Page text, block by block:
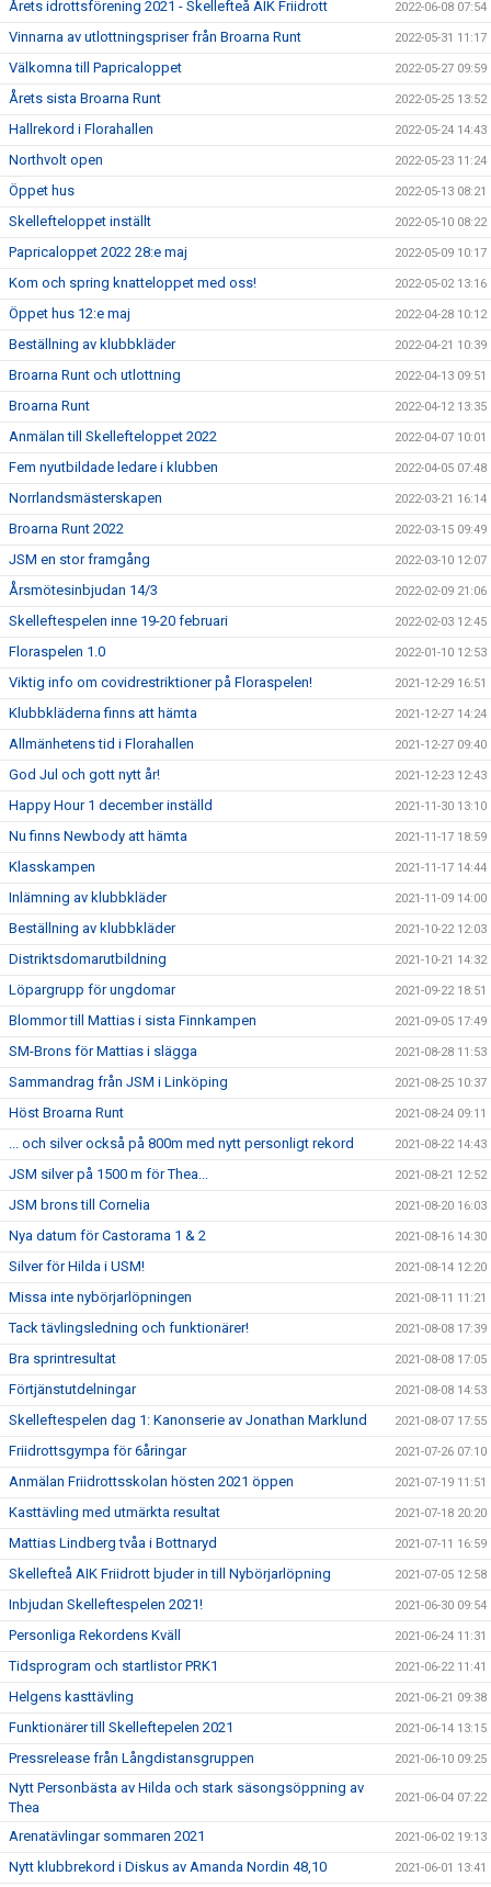
Årets idrottsförening 2021 - Skellefteå AIK Friidrott 2022-06-08 07:54
Vinnarna av utlottningspriser från Broarna Runt 2022-05-31 11:17
Välkomna till Papricaloppet 2022-05-27 09:59
Årets sista Broarna Runt 2022-05-25 13:52
Hallrekord i Florahallen 2022-05-24 14:43
Northvolt open 2022-05-23 11:24
Öppet hus 2022-05-13 08:21
Skellefteloppet inställt 2022-05-10 08:22
Papricaloppet 2022 28:e maj 2022-05-09 10:17
Kom och spring knatteloppet med oss! 2022-05-02 13:16
Öppet hus 12:e maj 2022-04-28 10:12
Beställning av klubbkläder 2022-04-21 10:39
Broarna Runt och utlottning 2022-04-13 09:51
Broarna Runt 2022-04-12 13:35
Anmälan till Skellefteloppet 2022 2022-04-07 10:01
Fem nyutbildade ledare i klubben 2022-04-05 07:48
Norrlandsmästerskapen 2022-03-21 16:14
Broarna Runt 2022 2022-03-15 09:49
JSM en stor framgång 2022-03-10 12:07
Årsmötesinbjudan 14/3 2022-02-09 21:06
Skelleftespelen inne 19-20 februari 2022-02-03 12:45
Floraspelen 1.0 2022-01-10 12:53
Viktig info om covidrestriktioner på Floraspelen! 2021-12-29 16:51
Klubbkläderna finns att hämta 2021-12-27 14:24
Allmänhetens tid i Florahallen 2021-12-27 09:40
God Jul och gott nytt år! 2021-12-23 12:43
Happy Hour 1 december inställd 2021-11-30 13:10
Nu finns Newbody att hämta 2021-11-17 18:59
Klasskampen 2021-11-17 14:44
Inlämning av klubbkläder 2021-11-09 14:00
Beställning av klubbkläder 2021-10-22 12:03
Distriktsdomarutbildning 2021-10-21 14:32
Löpargrupp för ungdomar 2021-09-22 18:51
Blommor till Mattias i sista Finnkampen 2021-09-05 17:49
SM-Brons för Mattias i slägga 2021-08-28 11:53
Sammandrag från JSM i Linköping 2021-08-25 10:37
Höst Broarna Runt 2021-08-24 09:11
... och silver också på 800m med nytt personligt rekord 2021-08-22 14:43
JSM silver på 1500 m för Thea... 2021-08-21 12:52
JSM brons till Cornelia 2021-08-20 16:03
Nya datum för Castorama 1 & 2 2021-08-16 14:30
Silver för Hilda i USM! 2021-08-14 12:20
Missa inte nybörjarlöpningen 2021-08-11 11:21
Tack tävlingsledning och funktionärer! 2021-08-08 17:39
Bra sprintresultat 2021-08-08 17:05
Förtjänstutdelningar 2021-08-08 14:53
Skelleftespelen dag 1: Kanonserie av Jonathan Marklund 2021-08-07 17:55
Friidrottsgympa för 6åringar 2021-07-26 07:10
Anmälan Friidrottsskolan hösten 2021 öppen 2021-07-19 11:51
Kasttävling med utmärkta resultat 2021-07-18 20:20
Mattias Lindberg tvåa i Bottnaryd 2021-07-11 16:59
Skellefteå AIK Friidrott bjuder in till Nybörjarlöpning 2021-07-05 12:58
Inbjudan Skelleftespelen 2021! 2021-06-30 09:54
Personliga Rekordens Kväll 2021-06-24 11:31
Tidsprogram och startlistor PRK1 2021-06-22 11:41
Helgens kasttävling 2021-06-21 09:38
Funktionärer till Skelleftepelen 2021 2021-06-14 13:15
Pressrelease från Långdistansgruppen 2021-06-10 09:25
Nytt Personbästa av Hilda och stark säsongsöppning av
Thea
2021-06-04 07:22
Arenatävlingar sommaren 2021 2021-06-02 19:13
Nytt klubbrekord i Diskus av Amanda Nordin 48,10 2021-06-01 13:41